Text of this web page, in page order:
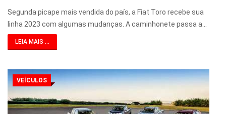
Segunda picape mais vendida do país, a Fiat Toro recebe sua
linha 2023 com algumas mudanças. A caminhonete passa a…
LEIA MAIS ...
VEÍCULOS